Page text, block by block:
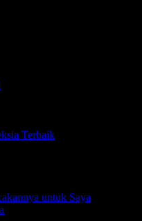
Terbaik
untuk Saya